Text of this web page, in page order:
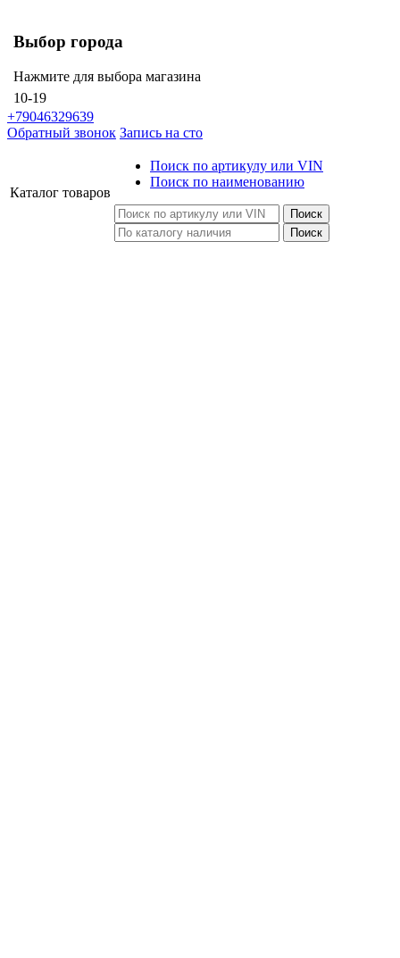
Выбор города
Нажмите для выбора магазина
10-19
+79046329639
Обратный звонок Запись на сто
Каталог товаров
Поиск по артикулу или VIN
Поиск по наименованию
Поиск
Поиск